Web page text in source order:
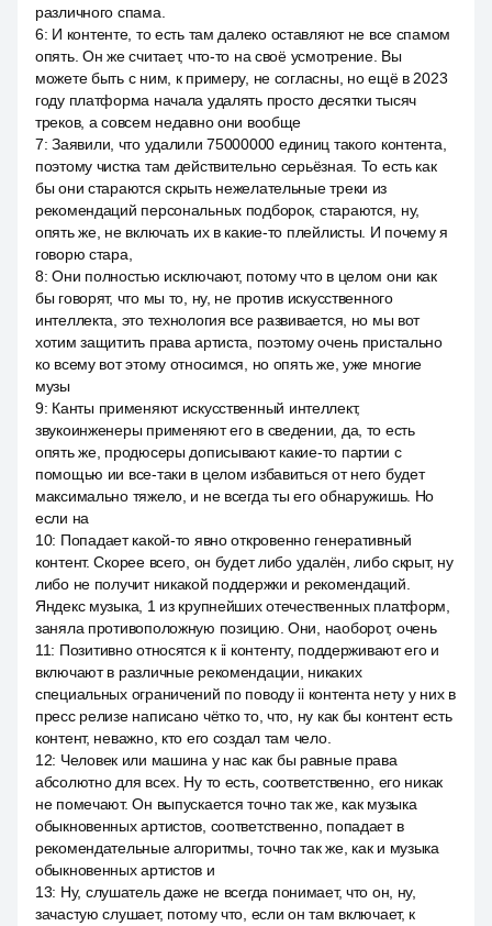
различного спама.
6: И контенте, то есть там далеко оставляют не все спамом
опять. Он же считает, что-то на своё усмотрение. Вы
можете быть с ним, к примеру, не согласны, но ещё в 2023
году платформа начала удалять просто десятки тысяч
треков, а совсем недавно они вообще
7:Заявили, что удалили 75000000 единиц такого контента,
поэтому чистка там действительно серьёзная. То есть как
бы они стараются скрыть нежелательные треки из
рекомендаций персональных подборок, стараются, ну,
опять же, не включать их в какие-то плейлисты. И почему я
говорю стара,
8:Они полностью исключают, потому что в целом они как
бы говорят, что мы то, ну, не против искусственного
интеллекта, это технология все развивается, но мы вот
хотим защитить права артиста, поэтому очень пристально
ко всему вот этому относимся, но опять же, уже многие
музы
9: Канты применяют искусственный интеллект,
звукоинженеры применяют его в сведении, да, то есть
опять же, продюсеры дописывают какие-то партии с
помощью ии все-таки в целом избавиться от него будет
максимально тяжело, и не всегда ты его обнаружишь. Но
если на
10: Попадает какой-то явно откровенно генеративный
контент. Скорее всего, он будет либо удалён, либо скрыт, ну
либо не получит никакой поддержки и рекомендаций.
Яндекс музыка, 1 из крупнейших отечественных платформ,
заняла противоположную позицию. Они, наоборот, очень
11: Позитивно относятся к ii контенту, поддерживают его и
включают в различные рекомендации, никаких
специальных ограничений по поводу ii контента нету у них в
пресс релизе написано чётко то, что, ну как бы контент есть
контент, неважно, кто его создал там чело.
12: Человек или машина у нас как бы равные права
абсолютно для всех. Ну то есть, соответственно, его никак
не помечают. Он выпускается точно так же, как музыка
обыкновенных артистов, соответственно, попадает в
рекомендательные алгоритмы, точно так же, как и музыка
обыкновенных артистов и
13: Ну, слушатель даже не всегда понимает, что он, ну,
зачастую слушает, потому что, если он там включает, к